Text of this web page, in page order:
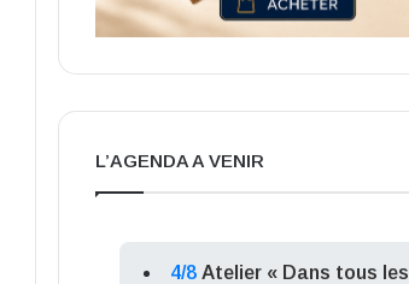
L’AGENDA A VENIR
4/8 Atelier « Dans tous les